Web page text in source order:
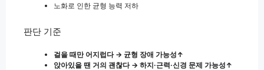
노화로 인한 균형 능력 저하
판단 기준
걸을 때만 어지럽다 → 균형 장애 가능성↑
앉아있을 땐 거의 괜찮다 → 하지·근력·신경 문제 가능성↑